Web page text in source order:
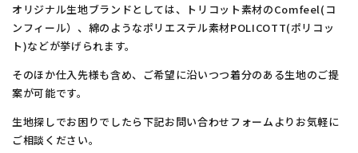
オリジナル生地ブランドとしては、トリコット素材のComfeel(コ
ンフィール）、綿のようなポリエステル素材POLICOTT(ポリコッ
ト)などが挙げられます。
そのほか仕入先様も含め、ご希望に沿いつつ着分のある生地のご提
案が可能です。
生地探しでお困りでしたら下記お問い合わせフォームよりお気軽に
ご相談ください。